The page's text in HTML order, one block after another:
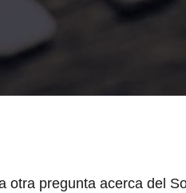
otra pregunta acerca del